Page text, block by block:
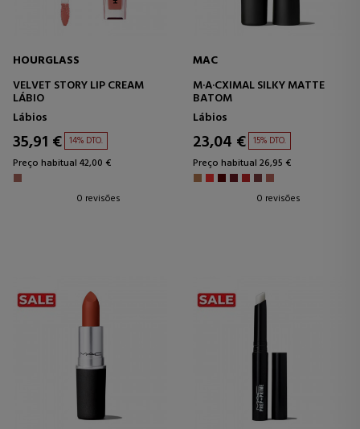
HOURGLASS
VELVET STORY LIP CREAM
LÁBIO
Lábios
35,91 € 14% DTO.
Preço habitual 42,00 €
0 revisões
MAC
M·A·CXIMAL SILKY MATTE
BATOM
Lábios
23,04 € 15% DTO.
Preço habitual 26,95 €
0 revisões